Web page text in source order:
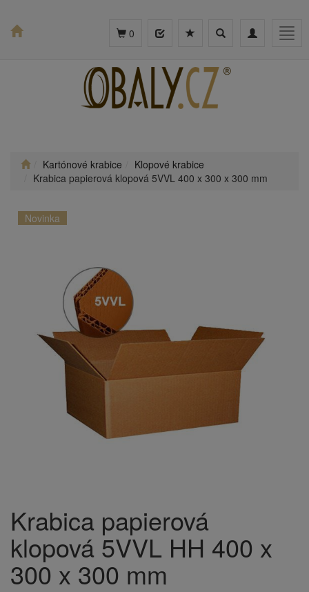
Toggle
Toggle
0
Kartónové krabice
Klopové krabice
Krabica papierová klopová 5VVL 400 x 300 x 300 mm
Novinka
Krabica papierová
klopová 5VVL HH 400 x
300 x 300 mm